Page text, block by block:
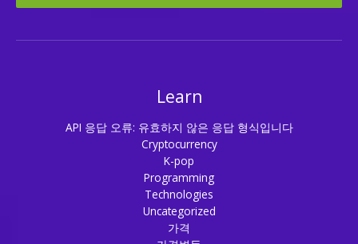
Learn
API 응답 오류: 유효하지 않은 응답 형식입니다
Cryptocurrency
K-pop
Programming
Technologies
Uncategorized
가격